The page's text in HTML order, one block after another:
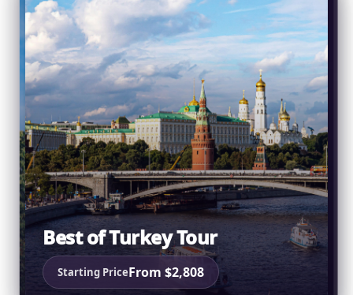
Discover Russian Capitals
Starting PriceFrom ₹114,022
Best of Turkey Tour
Starting PriceFrom $2,808
Cherry Blossoms in Japan
Starting PriceFrom ₹220,000
Swiss Alpine Escape
Starting PriceOn request